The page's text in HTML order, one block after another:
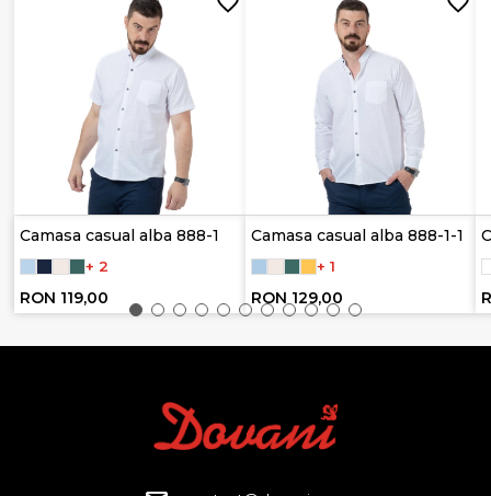
Camasa casual alba 888-1
+ 2
RON 119,00
Camasa casual alba 888-1-1
+ 1
RON 129,00